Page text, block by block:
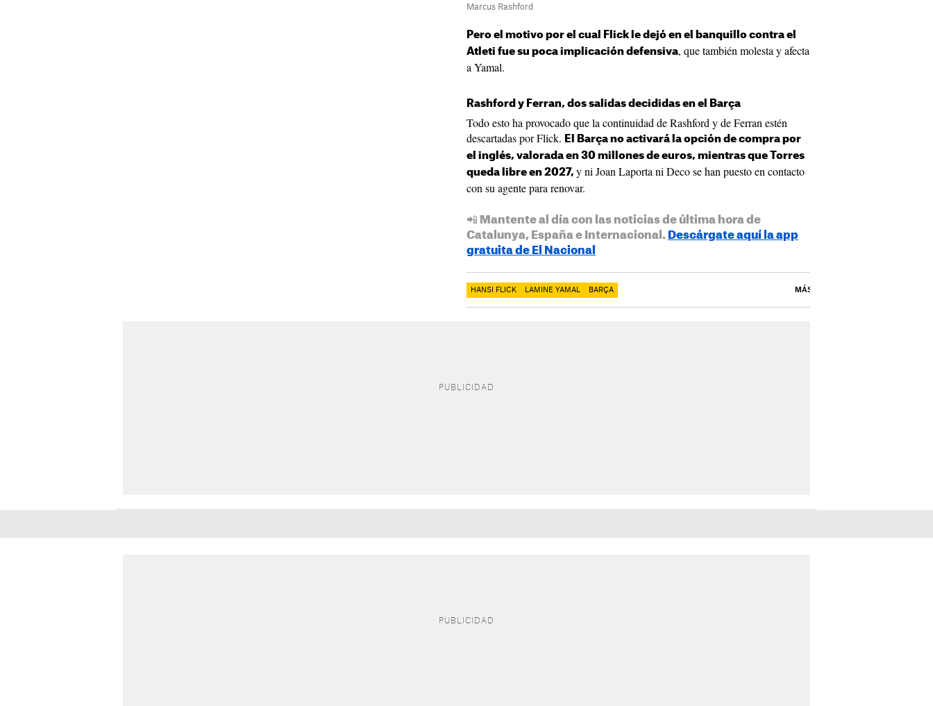
Marcus Rashford
Pero el motivo por el cual Flick le dejó en el banquillo contra el
Atleti fue su poca implicación defensiva, que también molesta y afecta
a Yamal.
Rashford y Ferran, dos salidas decididas en el Barça
Todo esto ha provocado que la continuidad de Rashford y de Ferran estén
descartadas por Flick. El Barça no activará la opción de compra por
el inglés, valorada en 30 millones de euros, mientras que Torres
queda libre en 2027, y ni Joan Laporta ni Deco se han puesto en contacto
con su agente para renovar.
📲 Mantente al día con las noticias de última hora de
Catalunya, España e Internacional. Descárgate aquí la app
gratuita de El Nacional
HANSI FLICK LAMINE YAMAL BARÇA MÁS